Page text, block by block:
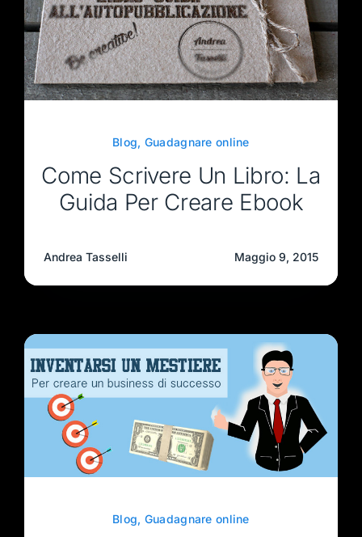
Blog, Guadagnare online
Come Scrivere Un Libro: La
Guida Per Creare Ebook
Andrea Tasselli Maggio 9, 2015
Blog, Guadagnare online